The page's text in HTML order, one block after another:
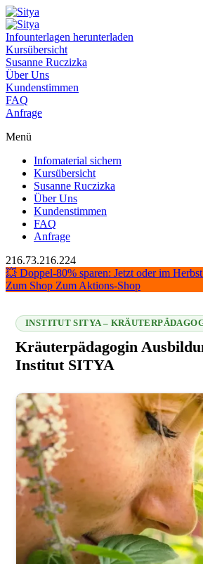
Infounterlagen herunterladen
Kursübersicht
Susanne Ruczizka
Über Uns
Kundenstimmen
FAQ
Anfrage
Menü
Infomaterial sichern
Kursübersicht
Susanne Ruczizka
Über Uns
Kundenstimmen
FAQ
Anfrage
216.73.216.224
💥 Doppel-80% sparen: Jetzt oder im Herbst
Zum Shop Zum Aktions-Shop
INSTITUT SITYA –
Kräuterpädagogin
Institut SITYA
216.73.216.224 2026-08-09 07:02:53